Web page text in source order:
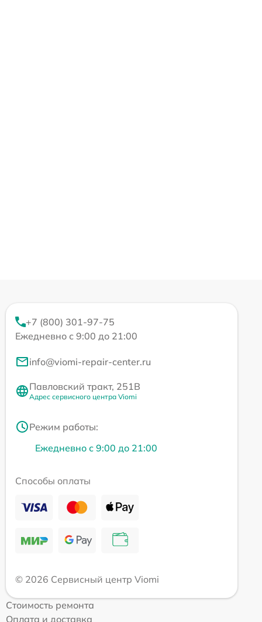
+7 (800) 301-97-75
Ежедневно с 9:00 до 21:00
info@viomi-repair-center.ru
Павловский тракт, 251В
Адрес сервисного центра Viomi
Режим работы:
Ежедневно с 9:00 до 21:00
Способы оплаты
© 2026 Сервисный центр Viomi
Стоимость ремонта
Оплата и доставка